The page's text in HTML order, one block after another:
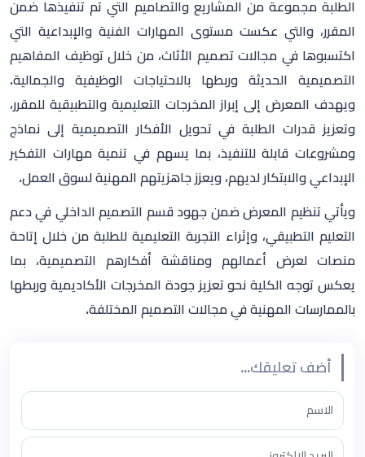
الطلبة مجموعة من المشاريع والتصاميم التي تم تنفيذها ضمن
المقرر، والتي عكست مستوى المهارات الفنية والإبداعية التي
اكتسبوها في مجالات تصميم الأثاث، من خلال توظيف المفاهيم
التصميمية الحديثة وربطها بالاحتياجات الوظيفية والجمالية.
ويهدف المعرض إلى إبراز المخرجات التعليمية والتطبيقية للمقرر،
وتعزيز قدرات الطلبة في تحويل الأفكار التصميمية إلى نماذج
ومشروعات قابلة للتنفيذ، بما يسهم في تنمية مهارات التفكير
الإبداعي والابتكار لديهم، ويعزز جاهزيتهم المهنية لسوق العمل.
ويأتي تنظيم المعرض ضمن جهود قسم التصميم الداخلي في دعم
التعليم التطبيقي، وإثراء التجربة التعليمية للطلبة من خلال إتاحة
منصات لعرض أعمالهم ومناقشة أفكارهم التصميمية، بما
يعكس توجه الكلية نحو تعزيز جودة المخرجات الأكاديمية وربطها
بالممارسات المهنية في مجالات التصميم المختلفة.
أضف تعليقك...